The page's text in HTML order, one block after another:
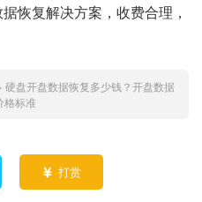
恢复解决方案，收费合理，
硬盘开盘数据恢复多少钱？开盘数据
格标准
 打赏